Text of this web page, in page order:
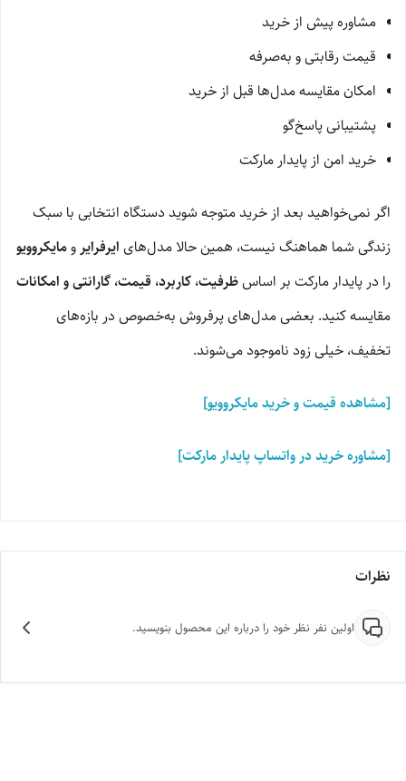
مشاوره پیش از خرید
قیمت رقابتی و به‌صرفه
امکان مقایسه مدل‌ها قبل از خرید
پشتیبانی پاسخ‌گو
خرید امن از پایدار مارکت
اگر نمی‌خواهید بعد از خرید متوجه شوید دستگاه انتخابی با سبک
زندگی شما هماهنگ نیست، همین حالا مدل‌های ایرفرایرومایکروویو
را در پایدار مارکت بر اساسظرفیت، کاربرد، قیمت، گارانتی و امکانات
مقایسه کنید. بعضی مدل‌های پرفروش به‌خصوص در بازه‌های
تخفیف، خیلی زود ناموجود می‌شوند.
[مشاهده قیمت و خرید مایکروویو]
[مشاوره خرید در واتساپ پایدار مارکت]
نظرات
اولین نفر نظر خود را درباره این محصول بنویسید.